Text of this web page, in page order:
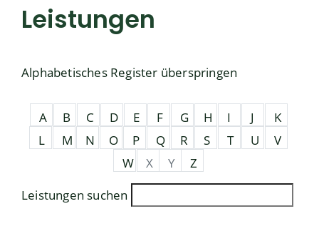
Leistungen
Alphabetisches Register überspringen
A B C D E F G H I J
K
L
M N O P Q R S T U
V
W
X Y
Z
Leistungen suchen